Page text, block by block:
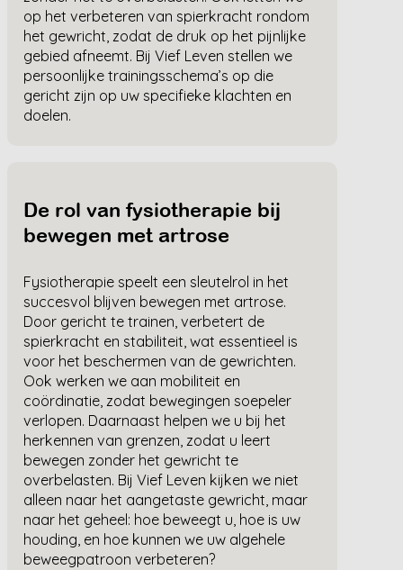
op het verbeteren van spierkracht rondom
het gewricht, zodat de druk op het pijnlijke
gebied afneemt. Bij Vief Leven stellen we
persoonlijke trainingsschema’s op die
gericht zijn op uw specifieke klachten en
doelen.
De rol van fysiotherapie bij
bewegen met artrose
Fysiotherapie speelt een sleutelrol in het
succesvol blijven bewegen met artrose.
Door gericht te trainen, verbetert de
spierkracht en stabiliteit, wat essentieel is
voor het beschermen van de gewrichten.
Ook werken we aan mobiliteit en
coördinatie, zodat bewegingen soepeler
verlopen. Daarnaast helpen we u bij het
herkennen van grenzen, zodat u leert
bewegen zonder het gewricht te
overbelasten. Bij Vief Leven kijken we niet
alleen naar het aangetaste gewricht, maar
naar het geheel: hoe beweegt u, hoe is uw
houding, en hoe kunnen we uw algehele
beweegpatroon verbeteren?